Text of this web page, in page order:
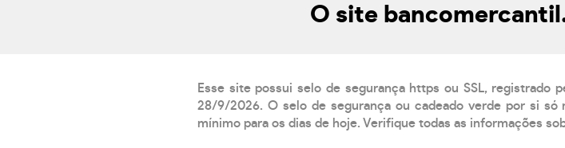
O site
Esse site possui selo de segurança https ou SSL, registrado
28/9/2026. O selo de segurança ou cadeado verde por si
mínimo para os dias de hoje. Verifique todas as informações